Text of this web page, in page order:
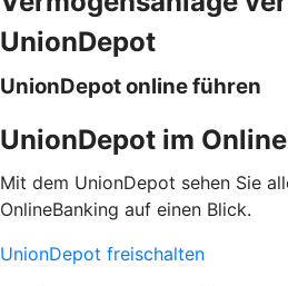
UnionDepot
UnionDepot online führen
UnionDepot im
Mit dem UnionDepot sehen Sie
OnlineBanking auf einen Blick.
UnionDepot freischalten